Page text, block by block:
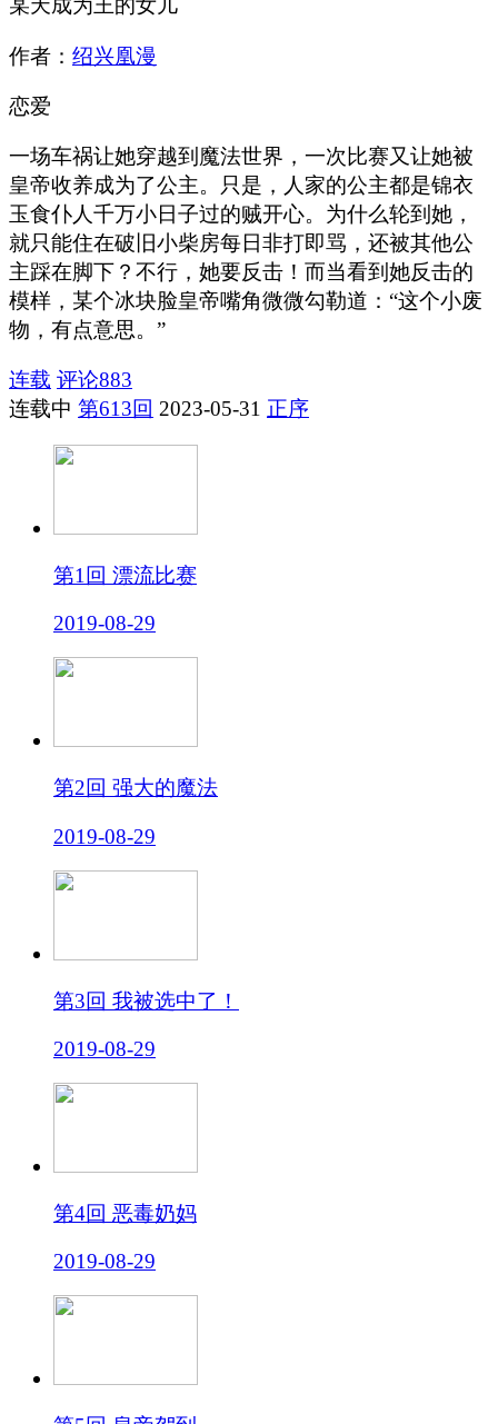
某天成为王的女儿
作者： 绍兴凰漫
恋爱
一场车祸让她穿越到魔法世界，一次比赛又让她被
皇帝收养成为了公主。只是，人家的公主都是锦衣
玉食仆人千万小日子过的贼开心。为什么轮到她，
就只能住在破旧小柴房每日非打即骂，还被其他公
主踩在脚下？不行，她要反击！而当看到她反击的
模样，某个冰块脸皇帝嘴角微微勾勒道：“这个小废
物，有点意思。”
连载 评论883
连载中 第613回 2023-05-31 正序
第1回 漂流比赛
2019-08-29
第2回 强大的魔法
2019-08-29
第3回 我被选中了！
2019-08-29
第4回 恶毒奶妈
2019-08-29